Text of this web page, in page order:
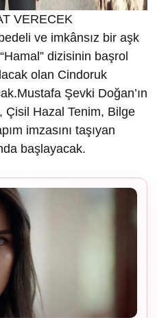
VERECEK
ve imkânsız bir aşk
dizisinin başrol
olan Cindoruk
Şevki Doğan’ın
Çisil Hazal Tenim, Bilge
imzasını taşıyan
başlayacak.